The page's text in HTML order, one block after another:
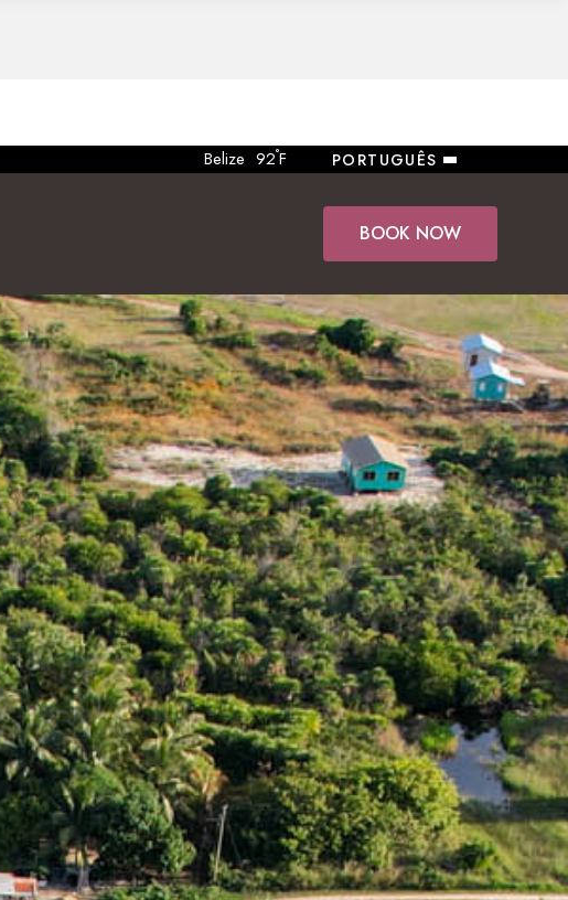
Belize 92°F PORTUGUÊS
BOOK NOW